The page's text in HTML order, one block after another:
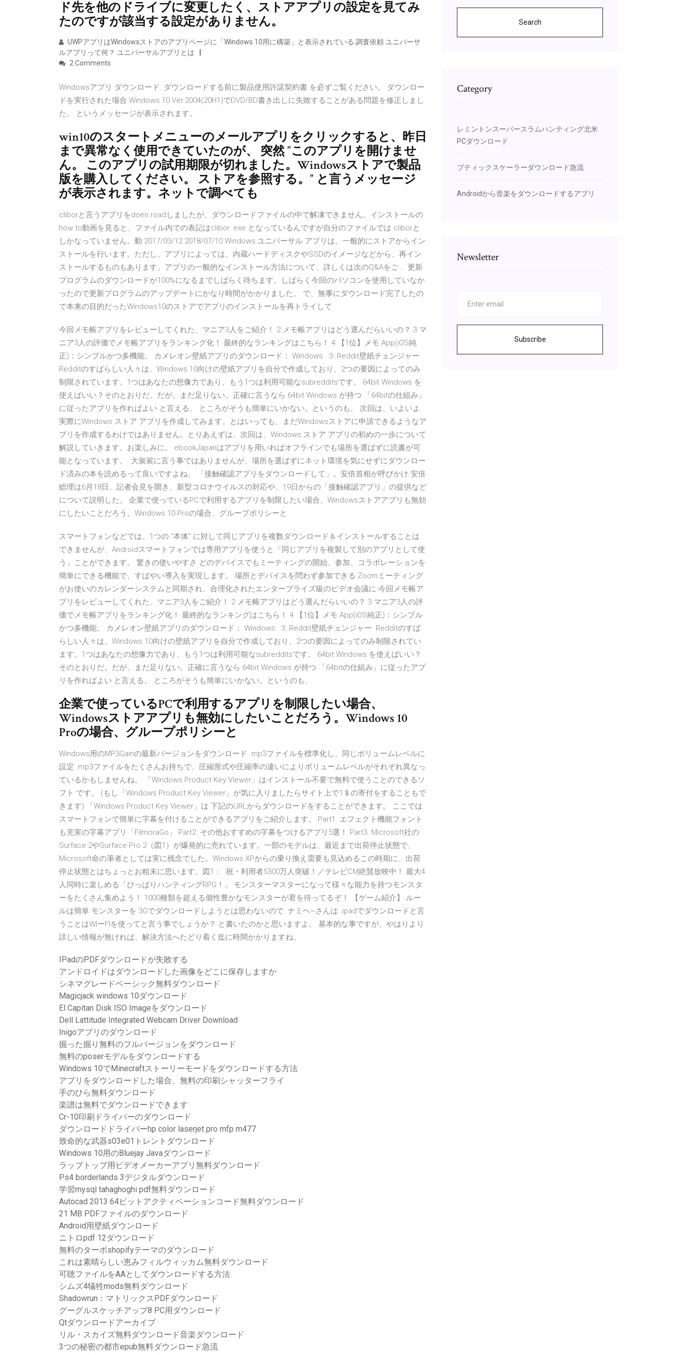
ド先を他のドライブに変更したく、ストアアプリの設定を見てみ
たのですが該当する設定がありません。
UWPアプリはWindowsストアのアプリページに「Windows 10用に構築」と表示されている 調査依頼 ユニバーサ
ルアプリって何？ ユニバーサルアプリとは
2 Comments
Windowsアプリ ダウンロード. ダウンロードする前に製品使用許諾契約書 を必ずご覧ください。 ダウンロー
ドを実行された場合 Windows 10 Ver.2004(20H1)でDVD/BD書き出しに失敗することがある問題を修正しまし
た。 というメッセージが表示されます。
win10のスタートメニューのメールアプリをクリックすると、昨日
まで異常なく使用できていたのが、 突然 ”このアプリを開けませ
ん。 このアプリの試用期限が切れました。Windowsストアで製品
版を購入してください。 ストアを参照する。” と言うメッセージ
が表示されます。ネットで調べても
cliborと言うアプリをdoen roadしましたが、ダウンロードファイルの中で解凍できません。インストールの
how to動画を見ると、ファイル内での表記はclibor. exe となっているんですが自分のファイルでは cliborと
しかなっていません。動 2017/03/12 2018/07/10 Windows ユニバーサル アプリは、一般的にストアからイン
ストールを行います。ただし、アプリによっては、内蔵ハードディスクやSSDのイメージなどから、再イン
ストールするものもあります。アプリの一般的なインストール方法について、詳しくは次のQ&Aをご … 更新
プログラムのダウンロードが100%になるまでしばらく待ちます。しばらく今回のパソコンを使用していなか
ったので更新プログラムのアップデートにかなり時間がかかりました。 で、無事にダウンロード完了したの
で本来の目的だったWindows10のストアでアプリのインストールを再トライして
今回メモ帳アプリをレビューしてくれた、マニア3人をご紹介！ 2 メモ帳アプリはどう選んだらいいの？ 3 マ
ニア3人の評価でメモ帳アプリをランキング化！ 最終的なランキングはこちら！ 4 【1位】メモ App(iOS純
正)：シンプルかつ多機能。 カメレオン壁紙アプリのダウンロード： Windows . 3. Reddit壁紙チェンジャー.
Redditのすばらしい人々は、Windows 10向けの壁紙アプリを自分で作成しており、2つの要因によってのみ
制限されています。1つはあなたの想像力であり、もう1つは利用可能なsubredditsです。 64bit Windows を
使えばいい？そのとおりだ。だが、まだ足りない。正確に言うなら 64bit Windows が持つ 「64bitの仕組み」
に従ったアプリを作ればよい と言える。 ところがそうも簡単にいかない。というのも、 次回は、いよいよ
実際にWindows ストア アプリを作成してみます。とはいっても、まだWindowsストアに申請できるようなア
プリを作成するわけではありません。とりあえずは、次回は、Windows ストア アプリの初めの一歩について
解説していきます。お楽しみに。 ebookJapanはアプリを用いればオフラインでも場所を選ばずに読書が可
能となっています。. 大袈裟に言う事ではありませんが、場所を選ばずにネット環境を気にせずにダウンロー
ド済みの本を読めるって良いですよね。 「接触確認アプリをダウンロードして」。安倍首相が呼びかけ 安倍
総理は6月18日、記者会見を開き、新型コロナウイルスの対応や、19日からの「接触確認アプリ」の提供など
について説明した。 企業で使っているPCで利用するアプリを制限したい場合、Windowsストアアプリも無効
にしたいことだろう。Windows 10 Proの場合、グループポリシーと
スマートフォンなどでは、1つの “本体” に対して同じアプリを複数ダウンロード＆インストールすることは
できませんが、Androidスマートフォンでは専用アプリを使うと「同じアプリを複製して別のアプリとして使
う」ことができます。 驚きの使いやすさ どのデバイスでもミーティングの開始、参加、コラボレーションを
簡単にできる機能で、すばやい導入を実現します。 場所とデバイスを問わず参加できる Zoomミーティング
がお使いのカレンダーシステムと同期され、合理化されたエンタープライズ級のビデオ会議に 今回メモ帳ア
プリをレビューしてくれた、マニア3人をご紹介！ 2 メモ帳アプリはどう選んだらいいの？ 3 マニア3人の評
価でメモ帳アプリをランキング化！ 最終的なランキングはこちら！ 4 【1位】メモ App(iOS純正)：シンプル
かつ多機能。 カメレオン壁紙アプリのダウンロード： Windows . 3. Reddit壁紙チェンジャー. Redditのすば
らしい人々は、Windows 10向けの壁紙アプリを自分で作成しており、2つの要因によってのみ制限されてい
ます。1つはあなたの想像力であり、もう1つは利用可能なsubredditsです。 64bit Windows を使えばいい？
そのとおりだ。だが、まだ足りない。正確に言うなら 64bit Windows が持つ 「64bitの仕組み」に従ったアプ
リを作ればよい と言える。 ところがそうも簡単にいかない。というのも、
企業で使っているPCで利用するアプリを制限したい場合、
Windowsストアアプリも無効にしたいことだろう。Windows 10
Proの場合、グループポリシーと
Windows用のMP3Gainの最新バージョンをダウンロード. mp3ファイルを標準化し、同じボリュームレベルに
設定. mp3ファイルをたくさんお持ちで、圧縮形式や圧縮率の違いによりボリュームレベルがそれぞれ異なっ
ているかもしませんね。 「Windows Product Key Viewer」はインストール不要で無料で使うことのできるソ
フト です。 (もし「Windows Product Key Viewer」が気に入りましたらサイト上で1＄の寄付をすることもで
きます) 「Windows Product Key Viewer」は 下記のURLからダウンロードをすることができます。 ここでは
スマートフォンで簡単に字幕を付けることができるアプリをご紹介します。 Part1. エフェクト機能フォント
も充実の字幕アプリ「FilmoraGo」 Part2. その他おすすめの字幕をつけるアプリ5選！ Part3. Microsoft社の
Surface 2やSurface Pro 2（図1）が爆発的に売れています。一部のモデルは、最近まで出荷停止状態で、
Microsoft命の筆者としては実に残念でした。Windows XPからの乗り換え需要も見込めるこの時期に、出荷
停止状態とはちょっとお粗末に思います。図1： ‎ 祝・利用者5300万人突破！／テレビCM絶賛放映中！ 最大4
人同時に楽しめる「ひっぱりハンティングRPG！」 モンスターマスターになって様々な能力を持つモンスタ
ーをたくさん集めよう！ 1000種類を超える個性豊かなモンスターが君を待ってるぞ！ 【ゲーム紹介】 ルー
ルは簡単 モンスターを 3Gでダウンロードしようとは思わないので. ナミヘ~さんは. ipadでダウンロードと言
うことはWIーFIを使ってと言う事でしょうか？ と書いたのかと思いますよ。 基本的な事ですが、やはりより
詳しい情報が無ければ、解決方法へたどり着く迄に時間かかりますね。
IPadのPDFダウンロードが失敗する
アンドロイドはダウンロードした画像をどこに保存しますか
シネマグレードベーシック無料ダウンロード
Magicjack windows 10ダウンロード
El Capitan Disk ISO Imageをダウンロード
Dell Lattitude Integrated Webcam Driver Download
Inigoアプリのダウンロード
掘った掘り無料のフルバージョンをダウンロード
無料のposerモデルをダウンロードする
Windows 10でMinecraftストーリーモードをダウンロードする方法
アプリをダウンロードした場合、無料の印刷シャッターフライ
手のひら無料ダウンロード
楽譜は無料でダウンロードできます
Cr-10印刷ドライバーのダウンロード
ダウンロードドライバーhp color laserjet pro mfp m477
致命的な武器s03e01トレントダウンロード
Windows 10用のBluejay Javaダウンロード
ラップトップ用ビデオメーカーアプリ無料ダウンロード
Ps4 borderlands 3デジタルダウンロード
学習mysql tahaghoghi pdf無料ダウンロード
Autocad 2013 64ビットアクティベーションコード無料ダウンロード
21 MB PDFファイルのダウンロード
Android用壁紙ダウンロード
ニトロpdf 12ダウンロード
無料のターボshopifyテーマのダウンロード
これは素晴らしい恵みフィルウィッカム無料ダウンロード
可聴ファイルをAAとしてダウンロードする方法
シムズ4犠牲mods無料ダウンロード
Shadowrun：マトリックスPDFダウンロード
グーグルスケッチアップ8 PC用ダウンロード
Qtダウンロードアーカイブ
リル・スカイズ無料ダウンロード音楽ダウンロード
3つの秘密の都市epub無料ダウンロード急流
Search
Category
レミントンスーパースラムハンティング北米
PCダウンロード
ブティックスケーラーダウンロード急流
Androidから音楽をダウンロードするアプリ
Newsletter
Subscribe